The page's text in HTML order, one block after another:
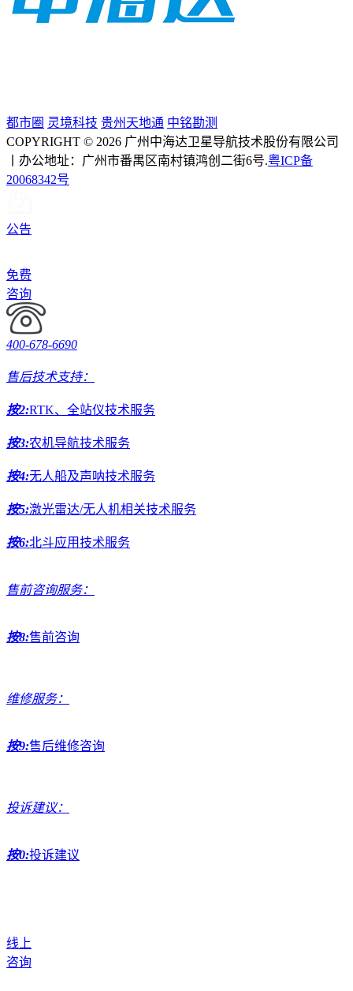
都市圈 灵境科技 贵州天地通 中铭勘测
COPYRIGHT © 2026 广州中海达卫星导航技术股份有限公司
丨办公地址：广州市番禺区南村镇鸿创二街6号.粤ICP备
20068342号
公告
免费
咨询
400-678-6690
售后技术支持：
按2:RTK、全站仪技术服务
按3:农机导航技术服务
按4:无人船及声呐技术服务
按5:激光雷达/无人机相关技术服务
按6:北斗应用技术服务
售前咨询服务：
按8:售前咨询
维修服务：
按9:售后维修咨询
投诉建议：
按0:投诉建议
线上
咨询